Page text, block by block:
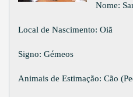
Nome:
Local de Nascimento: Oiã
Signo: Gémeos
Animais de Estimação: Cão